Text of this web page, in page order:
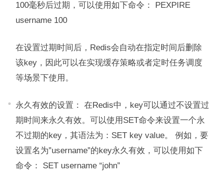
100毫秒后过期，可以使用如下命令： PEXPIRE
username 100
在设置过期时间后，Redis会自动在指定时间后删除
该key，因此可以在实现缓存策略或者定时任务调度
等场景下使用。
永久有效的设置： 在Redis中，key可以通过不设置过
期时间来永久有效。可以使用SET命令来设置一个永
不过期的key，其语法为：SET key value。 例如，要
设置名为”username”的key永久有效，可以使用如下
命令： SET username “john”